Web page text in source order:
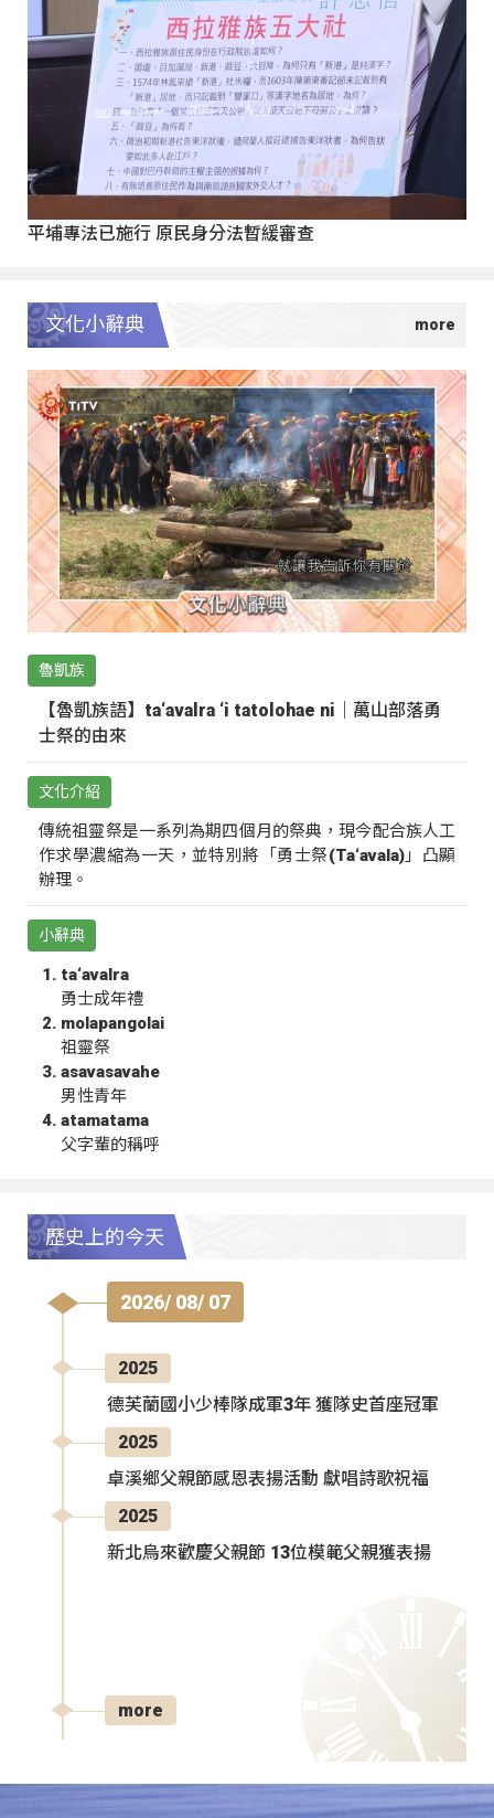
平埔專法已施行 原民身分法暫緩審查
文化小辭典
魯凱族
【魯凱族語】ta‘avalra ‘i tatolohae ni｜萬山部落勇
士祭的由來
文化介紹
傳統祖靈祭是一系列為期四個月的祭典，現今配合族人工
作求學濃縮為一天，並特別將「勇士祭(Ta‘avala)」凸顯
辦理。
小辭典
ta‘avalra
勇士成年禮
molapangolai
祖靈祭
asavasavahe
男性青年
atamatama
父字輩的稱呼
歷史上的今天
2026/ 08/ 07
2025
德芙蘭國小少棒隊成軍3年 獲隊史首座冠軍
2025
卓溪鄉父親節感恩表揚活動 獻唱詩歌祝福
2025
新北烏來歡慶父親節 13位模範父親獲表揚
more